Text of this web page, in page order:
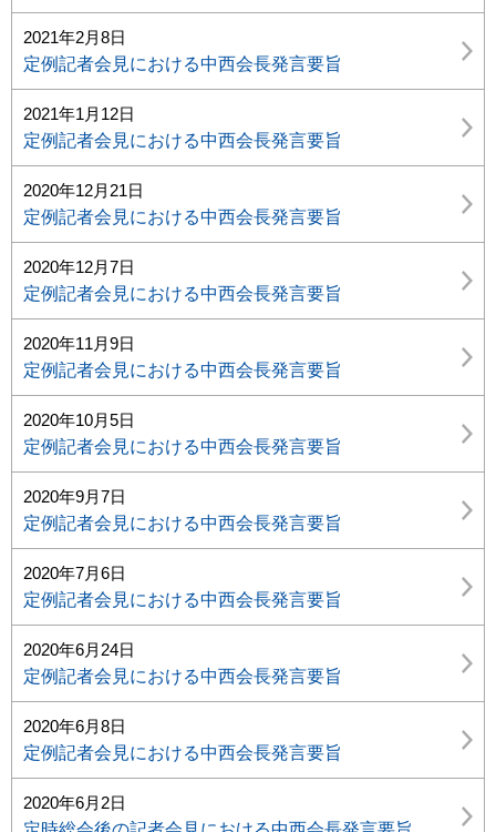
2021年2月8日
定例記者会見における中西会長発言要旨
2021年1月12日
定例記者会見における中西会長発言要旨
2020年12月21日
定例記者会見における中西会長発言要旨
2020年12月7日
定例記者会見における中西会長発言要旨
2020年11月9日
定例記者会見における中西会長発言要旨
2020年10月5日
定例記者会見における中西会長発言要旨
2020年9月7日
定例記者会見における中西会長発言要旨
2020年7月6日
定例記者会見における中西会長発言要旨
2020年6月24日
定例記者会見における中西会長発言要旨
2020年6月8日
定例記者会見における中西会長発言要旨
2020年6月2日